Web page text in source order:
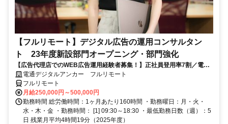
【フルリモート】デジタル広告の運用コンサルタン
ト 23年度新設部門オープニング・部門強化
【広告代理店でのWEB広告運用経験者募集！】正社員登用率7割／電通
G／全国×完全在宅／年休126日・土日祝休み／残業月平均4時間19分
電通デジタルアンカー フルリモート
フルリモート
月給250,000円～500,000円
勤務時間 総労働時間：1ヶ月あたり160時間 ・勤務曜日：月・火・
水・木・金 ・勤務時間： [1] 09:30～18:30 ・最低勤務日数（週）：5
日 残業月平均4時間19分（2025年度）